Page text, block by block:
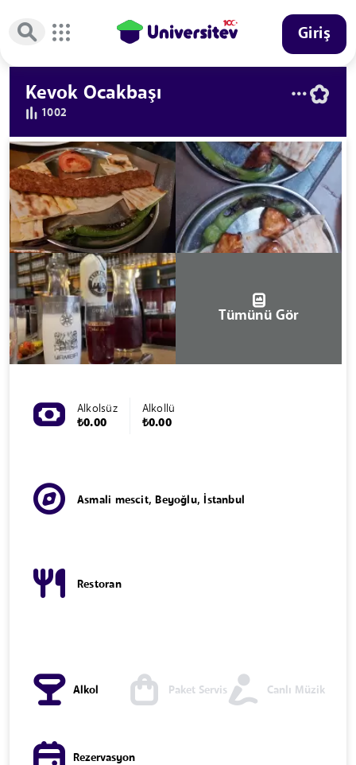
Giriş
Kevok Ocakbaşı
1002
Tümünü Gör
Alkolsüz
₺0.00
Alkollü
₺0.00
Asmali mescit, Beyoğlu, İstanbul
Restoran
Alkol Paket Servis Canlı Müzik
Rezervasyon